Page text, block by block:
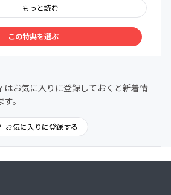
のオンラインイベントに無料で出
容によっては、事前に勉強会(セミナ
がございます
出、勉強会、イベントなどのご紹
スキルの紹介。
ーさん限定の特別セミナーのお知ら
もっと読む
この特典を選ぶ
はお気に入りに登録しておくと新着情
。
お気に入りに登録する